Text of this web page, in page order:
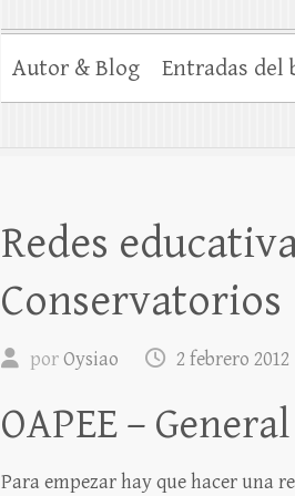
Autor & Blog Entradas del
Redes
Conservatorios
porOysiao 2 febrero 2012
OAPEE – General
Para empezar hay que hacer una